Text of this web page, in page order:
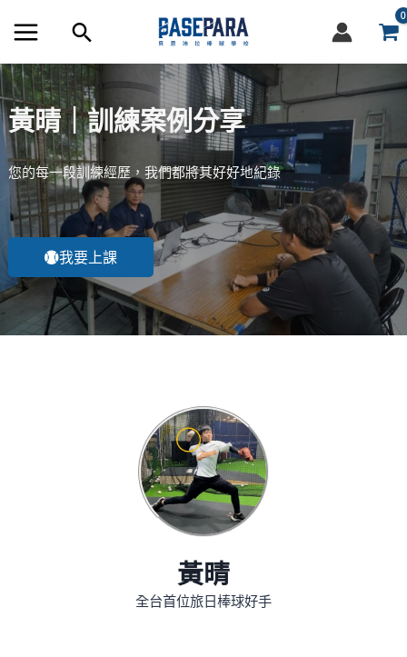
至
內
容
搜
尋
框
我要上課
黃晴｜訓練案例分享
您的每一段訓練經歷，我們都將其好好地紀錄
黃晴
全台首位旅日棒球好手